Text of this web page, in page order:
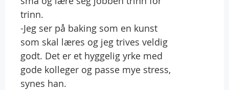
trinn.
-Jeg ser på baking som en kunst
som skal læres og jeg trives veldig
godt. Det er et hyggelig yrke med
gode kolleger og passe mye stress,
synes han.